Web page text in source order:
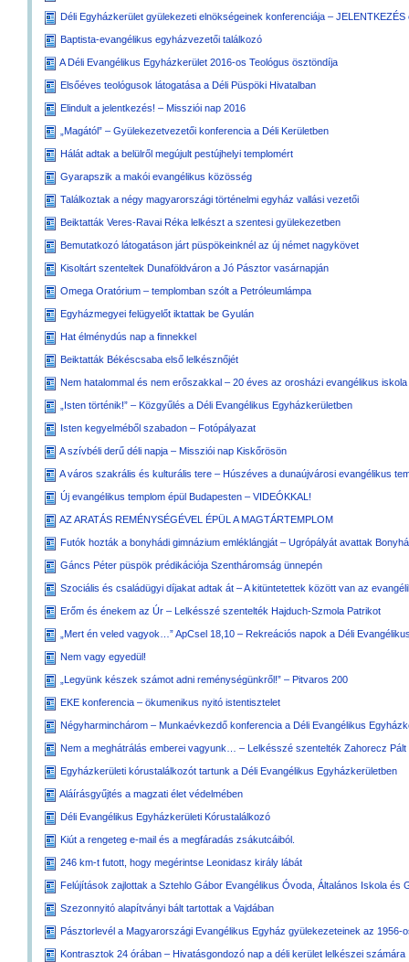
Déli Egyházkerület gyülekezeti elnökségeinek konferenciája –
Baptista-evangélikus egyházvezetői találkozó
A Déli Evangélikus Egyházkerület 2016-os Teológus ösztöndíja
Elsőéves teológusok látogatása a Déli Püspöki Hivatalban
Elindult a jelentkezés! – Missziói nap 2016
„Magától” – Gyülekezetvezetői konferencia a Déli Kerületben
Hálát adtak a belülről megújult pestújhelyi templomért
Gyarapszik a makói evangélikus közösség
Találkoztak a négy magyarországi történelmi egyház vallási vezetői
Beiktatták Veres-Ravai Réka lelkészt a szentesi gyülekezetben
Bemutatkozó látogatáson járt püspökeinknél az új német nagykövet
Kisoltárt szenteltek Dunaföldváron a Jó Pásztor vasárnapján
Omega Oratórium – templomban szólt a Petróleumlámpa
Egyházmegyei felügyelőt iktattak be Gyulán
Hat élménydús nap a finnekkel
Beiktatták Békéscsaba első lelkésznőjét
Nem hatalommal és nem erőszakkal – 20 éves az orosházi evangélikus iskola
„Isten történik!” – Közgyűlés a Déli Evangélikus Egyházkerületben
Isten kegyelméből szabadon – Fotópályazat
A szívbéli derű déli napja – Missziói nap Kiskőrösön
A város szakrális és kulturális tere – Húszéves a dunaújvárosi evangélikus
Új evangélikus templom épül Budapesten – VIDEÓKKAL!
AZ ARATÁS REMÉNYSÉGÉVEL ÉPÜL A MAGTÁRTEMPLOM
Futók hozták a bonyhádi gimnázium emléklángját – Ugrópályát avattak
Gáncs Péter püspök prédikációja Szentháromság ünnepén
Szociális és családügyi díjakat adtak át – A kitüntetettek között van az
Erőm és énekem az Úr – Lelkésszé szentelték Hajduch-Szmola Patrikot
„Mert én veled vagyok…” ApCsel 18,10 – Rekreációs napok a Déli
Nem vagy egyedül!
„Legyünk készek számot adni reménységünkről!” – Pitvaros 200
EKE konferencia – ökumenikus nyitó istentisztelet
Négyharminchárom – Munkaévkezdő konferencia a Déli Evangélikus
Nem a meghátrálás emberei vagyunk… – Lelkésszé szentelték Zahorecz Pált
Egyházkerületi kórustalálkozót tartunk a Déli Evangélikus Egyházkerületben
Aláírásgyűjtés a magzati élet védelmében
Déli Evangélikus Egyházkerületi Kórustalálkozó
Kiút a rengeteg e-mail és a megfáradás zsákutcáiból.
246 km-t futott, hogy megérintse Leonidasz király lábát
Felújítások zajlottak a Sztehlo Gábor Evangélikus Óvoda, Általános Iskola és
Szezonnyitó alapítványi bált tartottak a Vajdában
Pásztorlevél a Magyarországi Evangélikus Egyház gyülekezeteinek az
Kontrasztok 24 órában – Hivatásgondozó nap a déli kerület lelkészei számára